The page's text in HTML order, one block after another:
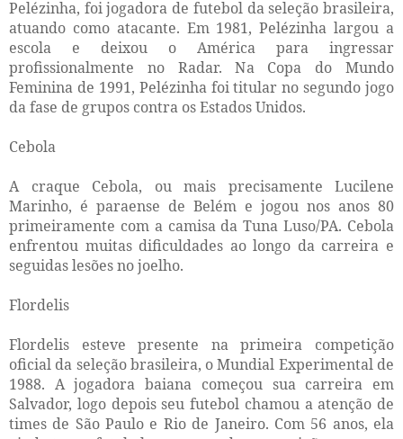
Pelézinha, foi jogadora de futebol da seleção brasileira,
atuando como atacante. Em 1981, Pelézinha largou a
escola e deixou o América para ingressar
profissionalmente no Radar. Na Copa do Mundo
Feminina de 1991, Pelézinha foi titular no segundo jogo
da fase de grupos contra os Estados Unidos.
Cebola
A craque Cebola, ou mais precisamente Lucilene
Marinho, é paraense de Belém e jogou nos anos 80
primeiramente com a camisa da Tuna Luso/PA. Cebola
enfrentou muitas dificuldades ao longo da carreira e
seguidas lesões no joelho.
Flordelis
Flordelis esteve presente na primeira competição
oficial da seleção brasileira, o Mundial Experimental de
1988. A jogadora baiana começou sua carreira em
Salvador, logo depois seu futebol chamou a atenção de
times de São Paulo e Rio de Janeiro. Com 56 anos, ela